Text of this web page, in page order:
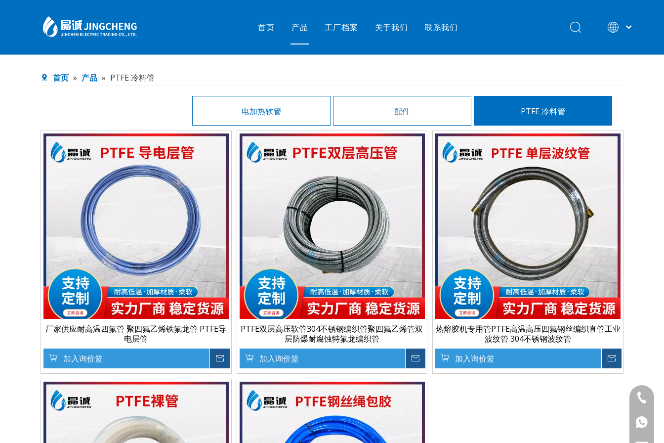
首页 产品 工厂档案 关于我们 联系我们
首页 » 产品 » PTFE 冷料管
电加热软管 配件 PTFE 冷料管
厂家供应耐高温四氟管 聚四氟乙烯铁氟龙管 PTFE导
电层管
加入询价篮
PTFE双层高压软管304不锈钢编织管聚四氟乙烯管双
层防爆耐腐蚀特氟龙编织管
加入询价篮
询价
热熔胶机专用管PTFE高温高压四氟钢丝编织直管工业
波纹管 304不锈钢波纹管
加入询价篮
陈经理
Wechat